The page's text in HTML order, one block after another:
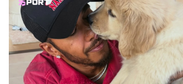
นอกจากเครื่องมือสุดล้ำ อีกหนึ่งสิ่งที่เข้ามาเ
สุขภาพผิวที่แข็งแรงก็คือ โปรแกรม
งานฉีดในรูปแบบ Bio-Remodeling Agent
สร้างคอลลาเจนและอิลาสตินจากภายในอย่
เป็นการสร้างธนาคารคอลลาเจนให้กับผิว
เจนก็จะมีความยืดหยุ่น แน่นกระชับ